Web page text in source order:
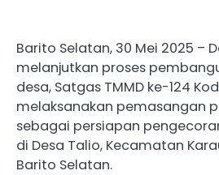
Barito Selatan, 30 Mei 2025 –
melanjutkan proses
desa, Satgas TMMD ke-124
melaksanakan pemasangan
sebagai persiapan
di Desa Talio, Kecamatan
Barito Selatan.